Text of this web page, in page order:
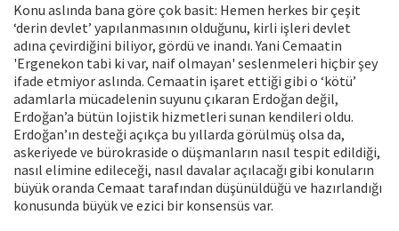
Konu aslında bana göre çok basit: Hemen herkes bir çeşit
‘derin devlet’ yapılanmasının olduğunu, kirli işleri devlet
adına çevirdiğini biliyor, gördü ve inandı. Yani Cemaatin
'Ergenekon tabi ki var, naif olmayan' seslenmeleri hiçbir şey
ifade etmiyor aslında. Cemaatin işaret ettiği gibi o ‘kötü’
adamlarla mücadelenin suyunu çıkaran Erdoğan değil,
Erdoğan’a bütün lojistik hizmetleri sunan kendileri oldu.
Erdoğan’ın desteği açıkça bu yıllarda görülmüş olsa da,
askeriyede ve bürokraside o düşmanların nasıl tespit edildiği,
nasıl elimine edileceği, nasıl davalar açılacağı gibi konuların
büyük oranda Cemaat tarafından düşünüldüğü ve hazırlandığı
konusunda büyük ve ezici bir konsensüs var.